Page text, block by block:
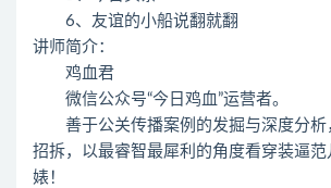
6、友谊的小船说翻就翻
讲师简介：
鸡血君
微信公众号“今日鸡血”运营者。
善于公关传播案例的发掘与深度分析
招拆，以最睿智最犀利的角度看穿装逼
婊！